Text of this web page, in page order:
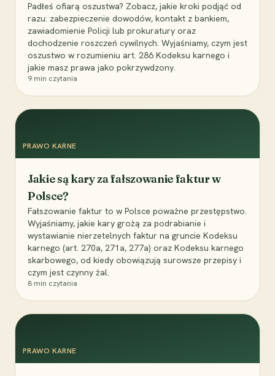
Padłeś ofiarą oszustwa? Zobacz, jakie kroki podjąć od
razu: zabezpieczenie dowodów, kontakt z bankiem,
zawiadomienie Policji lub prokuratury oraz
dochodzenie roszczeń cywilnych. Wyjaśniamy, czym jest
oszustwo w rozumieniu art. 286 Kodeksu karnego i
jakie masz prawa jako pokrzywdzony.
9 min czytania
PRAWO KARNE
Jakie są kary za fałszowanie faktur w
Polsce?
Fałszowanie faktur to w Polsce poważne przestępstwo.
Wyjaśniamy, jakie kary grożą za podrabianie i
wystawianie nierzetelnych faktur na gruncie Kodeksu
karnego (art. 270a, 271a, 277a) oraz Kodeksu karnego
skarbowego, od kiedy obowiązują surowsze przepisy i
czym jest czynny żal.
8 min czytania
PRAWO KARNE